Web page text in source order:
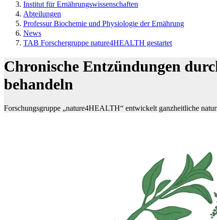
Institut für Ernährungswissenschaften
Abteilungen
Professur Biochemie und Physiologie der Ernährung
News
TAB Forschergruppe nature4HEALTH gestartet
Chronische Entzündungen
behandeln
Forschungsgruppe „nature4HEALTH“ entwickelt ganzheitliche